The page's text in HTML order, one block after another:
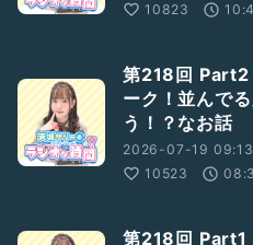
10823
第218回 Part2
ーク！並んで
う！？なお話
2026-07-19
10523
第218回 Part1